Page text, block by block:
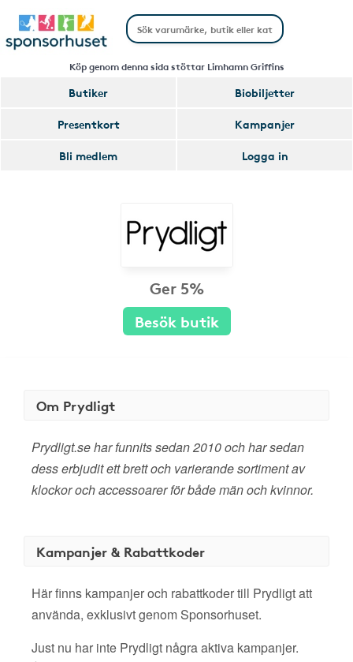
Köp genom denna sida stöttar Limhamn Griffins
Butiker
Biobiljetter
Presentkort
Kampanjer
Bli medlem
Logga in
Ger 5%
Besök butik
Om Prydligt
Prydligt.se har funnits sedan 2010 och har sedan
dess erbjudit ett brett och varierande sortiment av
klockor och accessoarer för både män och kvinnor.
Kampanjer & Rabattkoder
Här finns kampanjer och rabattkoder till Prydligt att
använda, exklusivt genom Sponsorhuset.
Just nu har inte Prydligt några aktiva kampanjer.